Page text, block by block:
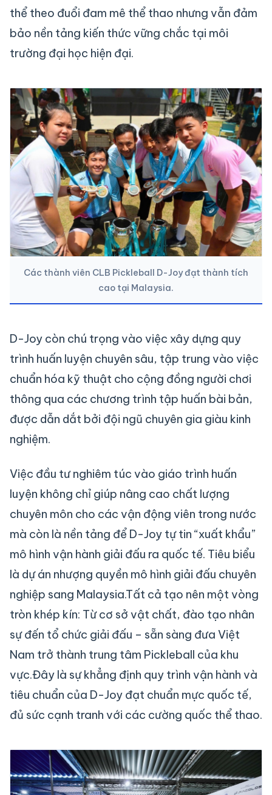
thể theo đuổi đam mê thể thao nhưng vẫn đảm
bảo nền tảng kiến thức vững chắc tại môi
trường đại học hiện đại.
Các thành viên CLB Pickleball D-Joy đạt thành tích
cao tại Malaysia.
D-Joy còn chú trọng vào việc xây dựng quy
trình huấn luyện chuyên sâu, tập trung vào việc
chuẩn hóa kỹ thuật cho cộng đồng người chơi
thông qua các chương trình tập huấn bài bản,
được dẫn dắt bởi đội ngũ chuyên gia giàu kinh
nghiệm.
Việc đầu tư nghiêm túc vào giáo trình huấn
luyện không chỉ giúp nâng cao chất lượng
chuyên môn cho các vận động viên trong nước
mà còn là nền tảng để D-Joy tự tin “xuất khẩu”
mô hình vận hành giải đấu ra quốc tế. Tiêu biểu
là dự án nhượng quyền mô hình giải đấu chuyên
nghiệp sang Malaysia.Tất cả tạo nên một vòng
tròn khép kín: Từ cơ sở vật chất, đào tạo nhân
sự đến tổ chức giải đấu – sẵn sàng đưa Việt
Nam trở thành trung tâm Pickleball của khu
vực.Đây là sự khẳng định quy trình vận hành và
tiêu chuẩn của D-Joy đạt chuẩn mực quốc tế,
đủ sức cạnh tranh với các cường quốc thể thao.